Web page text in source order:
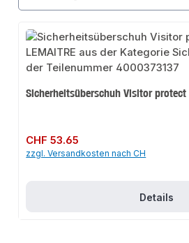
Sicherheitsüberschuh Visitor protect
Regulärer Preis:
CHF 53.65
zzgl. Versandkosten nach CH
Details